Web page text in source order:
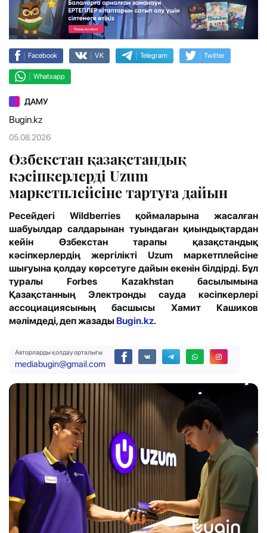
| Facebook | VK | Telegram | Twitter
| Whatsapp
ДАМУ
Bugin.kz
05.08.2026
Өзбекстан қазақстандық
кәсіпкерлерді Uzum
маркетплейсіне тартуға дайын
Ресейдегі Wildberries қоймаларына жасалған
шабуылдар салдарынан туындаған қиындықтардан
кейін Өзбекстан тарапы қазақстандық
кәсіпкерлердің жергілікті Uzum маркетплейсіне
шығуына қолдау көрсетуге дайын екенін білдірді. Бұл
туралы Forbes Kazakhstan басылымына
Қазақстанның Электронды сауда кәсіпкерлері
ассоциациясының басшысы Хамит Кашиков
мәлімдеді, деп жазады Bugin.kz.
Авторларды қолдау орталығы
mediabugin@gmail.com